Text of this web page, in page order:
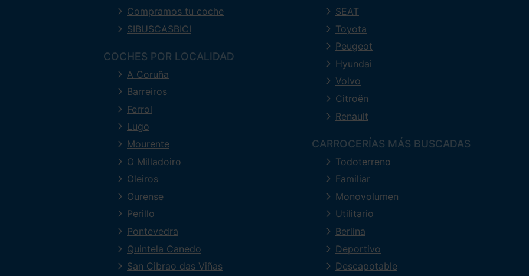
Compramos tu coche
SIBUSCASBICI
COCHES POR LOCALIDAD
A Coruña
Barreiros
Ferrol
Lugo
Mourente
O Milladoiro
Oleiros
Ourense
Perillo
Pontevedra
Quintela Canedo
San Cibrao das Viñas
SEAT
Toyota
Peugeot
Hyundai
Volvo
Citroën
Renault
CARROCERÍAS MÁS BUSCADAS
Todoterreno
Familiar
Monovolumen
Utilitario
Berlina
Deportivo
Descapotable